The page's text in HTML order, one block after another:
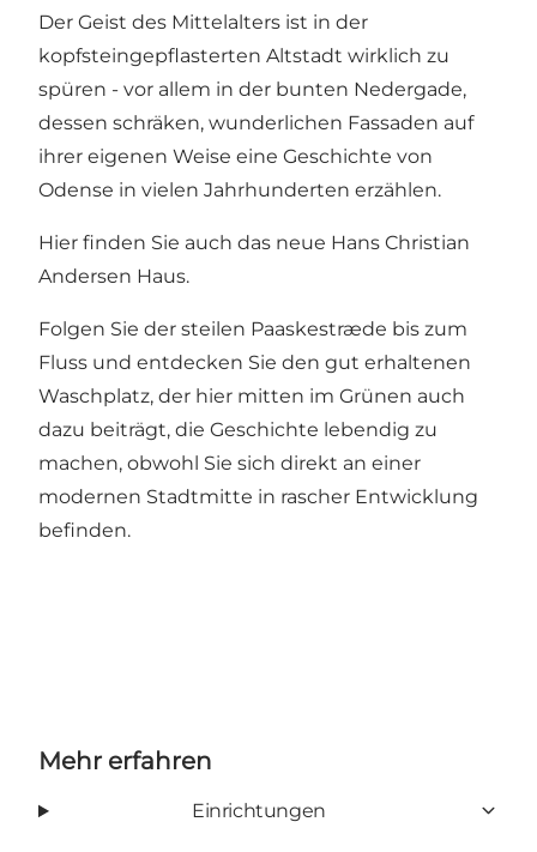
Der Geist des Mittelalters ist in der
kopfsteingepflasterten Altstadt wirklich zu
spüren - vor allem in der bunten Nedergade,
dessen schräken, wunderlichen Fassaden auf
ihrer eigenen Weise eine Geschichte von
Odense in vielen Jahrhunderten erzählen.
Hier finden Sie auch das neue Hans Christian
Andersen Haus.
Folgen Sie der steilen Paaskestræde bis zum
Fluss und entdecken Sie den gut erhaltenen
Waschplatz, der hier mitten im Grünen auch
dazu beiträgt, die Geschichte lebendig zu
machen, obwohl Sie sich direkt an einer
modernen Stadtmitte in rascher Entwicklung
befinden.
Mehr erfahren
Einrichtungen